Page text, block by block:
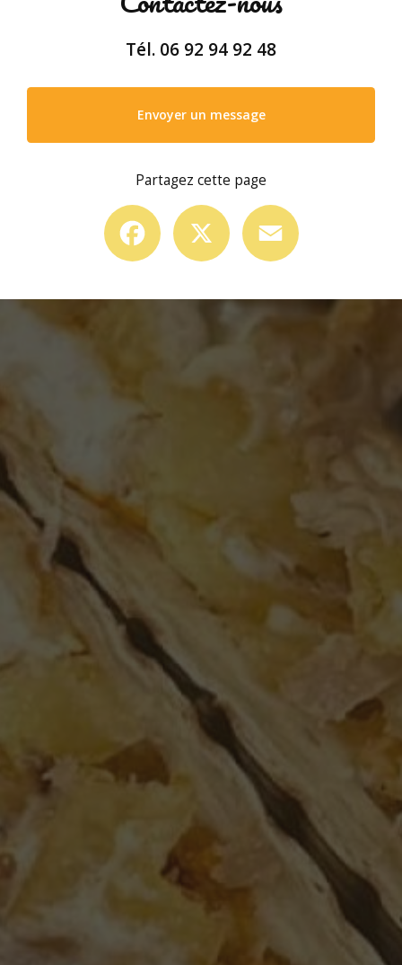
Tél. 06 92 94 92 48
Envoyer un message
Partagez cette page
Facebook